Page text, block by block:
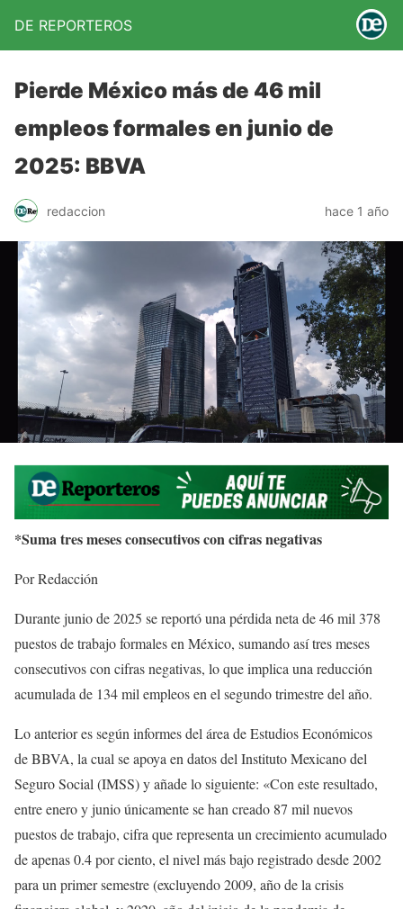
DE REPORTEROS
Pierde México más de 46 mil
empleos formales en junio de
2025: BBVA
redaccion hace 1 año
*Suma tres meses consecutivos con cifras negativas
Por Redacción
Durante junio de 2025 se reportó una pérdida neta de 46 mil 378
puestos de trabajo formales en México, sumando así tres meses
consecutivos con cifras negativas, lo que implica una reducción
acumulada de 134 mil empleos en el segundo trimestre del año.
Lo anterior es según informes del área de Estudios Económicos
de BBVA, la cual se apoya en datos del Instituto Mexicano del
Seguro Social (IMSS) y añade lo siguiente: «Con este resultado,
entre enero y junio únicamente se han creado 87 mil nuevos
puestos de trabajo, cifra que representa un crecimiento acumulado
de apenas 0.4 por ciento, el nivel más bajo registrado desde 2002
para un primer semestre (excluyendo 2009, año de la crisis